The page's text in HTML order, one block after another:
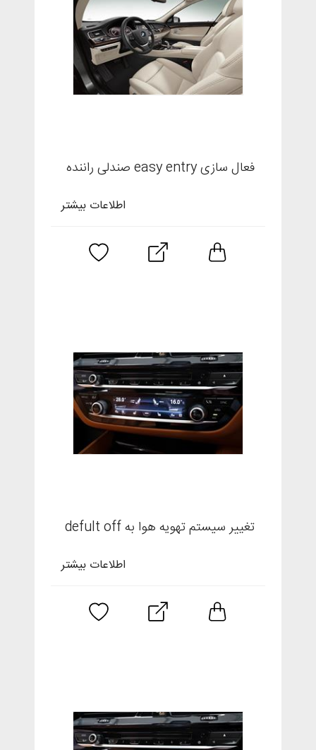
فعال سازی easy entry صندلی راننده
اطلاعات بیشتر
تغییر سیستم تهویه هوا به defult off
اطلاعات بیشتر